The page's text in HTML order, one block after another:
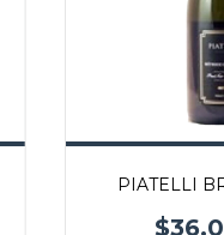
PIATELLI